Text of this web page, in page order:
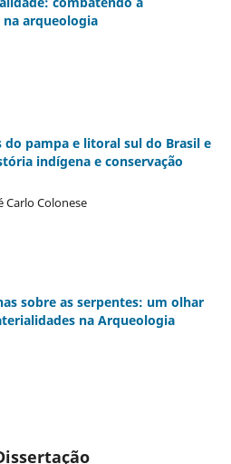
arqueologia
do pampa e litoral sul do Brasil e
indígena e conservação
Carlo Colonese
sobre as serpentes: um olhar
na Arqueologia